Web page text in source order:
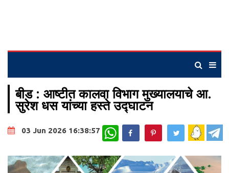
बीड : आष्टीत कालवा विभाग मुख्यालयाचे आ.
सुरेश धस यांच्या हस्ते उद्घाटन
03 Jun 2026 16:38:57 WhatsApp